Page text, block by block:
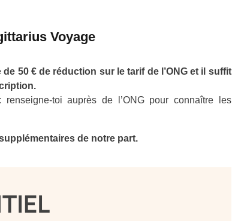
Voyage
de 50 € de réduction sur le tarif de l’ONG et il suffit
renseigne-toi auprès de l’ONG pour connaître les
de notre part.